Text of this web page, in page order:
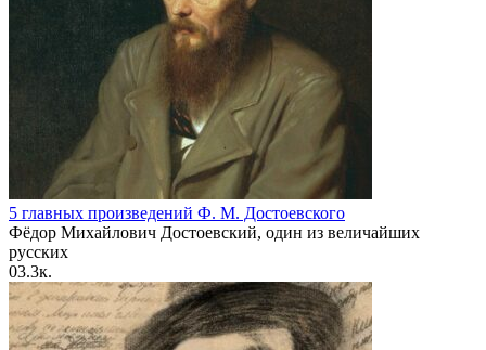
5 главных произведений Ф. М. Достоевского
Фёдор Михайлович Достоевский, один из величайших
русских
03.3к.